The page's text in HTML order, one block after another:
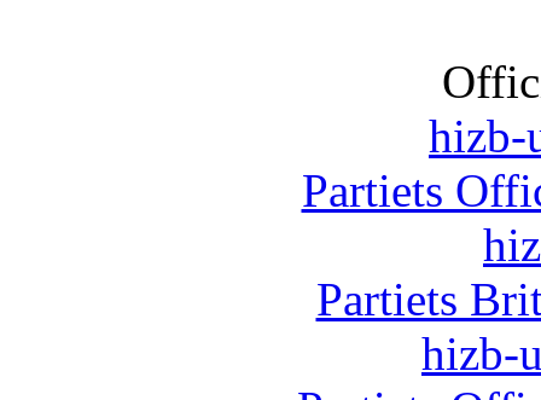
hizb-
Partiets
Partiets
hizb-